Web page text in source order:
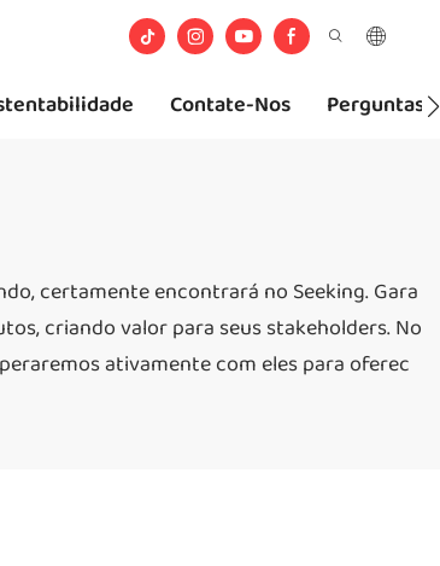
Contate-Nos Perguntas
certamente encontrará no Seeking. Gara
criando valor para seus stakeholders. No
ativamente com eles para oferec